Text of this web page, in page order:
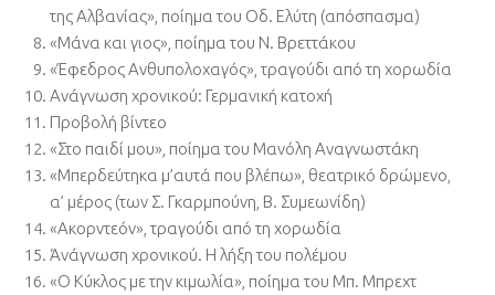
της Αλβανίας», ποίημα του Οδ. Ελύτη (απόσπασμα)
«Μάνα και γιος», ποίημα του Ν. Βρεττάκου
«Έφεδρος Ανθυπολοχαγός», τραγούδι από τη χορωδία
Ανάγνωση χρονικού: Γερμανική κατοχή
Προβολή βίντεο
«Στο παιδί μου», ποίημα του Μανόλη Αναγνωστάκη
«Μπερδεύτηκα μ’αυτά που βλέπω», θεατρικό δρώμενο,
α’ μέρος (των Σ. Γκαρμπούνη, Β. Συμεωνίδη)
«Ακορντεόν», τραγούδι από τη χορωδία
Άνάγνωση χρονικού. Η λήξη του πολέμου
«Ο Κύκλος με την κιμωλία», ποίημα του Μπ. Μπρεχτ